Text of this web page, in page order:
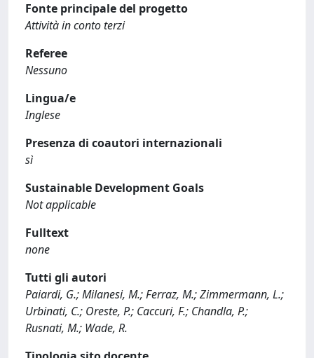
Fonte principale del progetto
Attività in conto terzi
Referee
Nessuno
Lingua/e
Inglese
Presenza di coautori internazionali
sì
Sustainable Development Goals
Not applicable
Fulltext
none
Tutti gli autori
Paiardi, G.; Milanesi, M.; Ferraz, M.; Zimmermann, L.;
Urbinati, C.; Oreste, P.; Caccuri, F.; Chandla, P.;
Rusnati, M.; Wade, R.